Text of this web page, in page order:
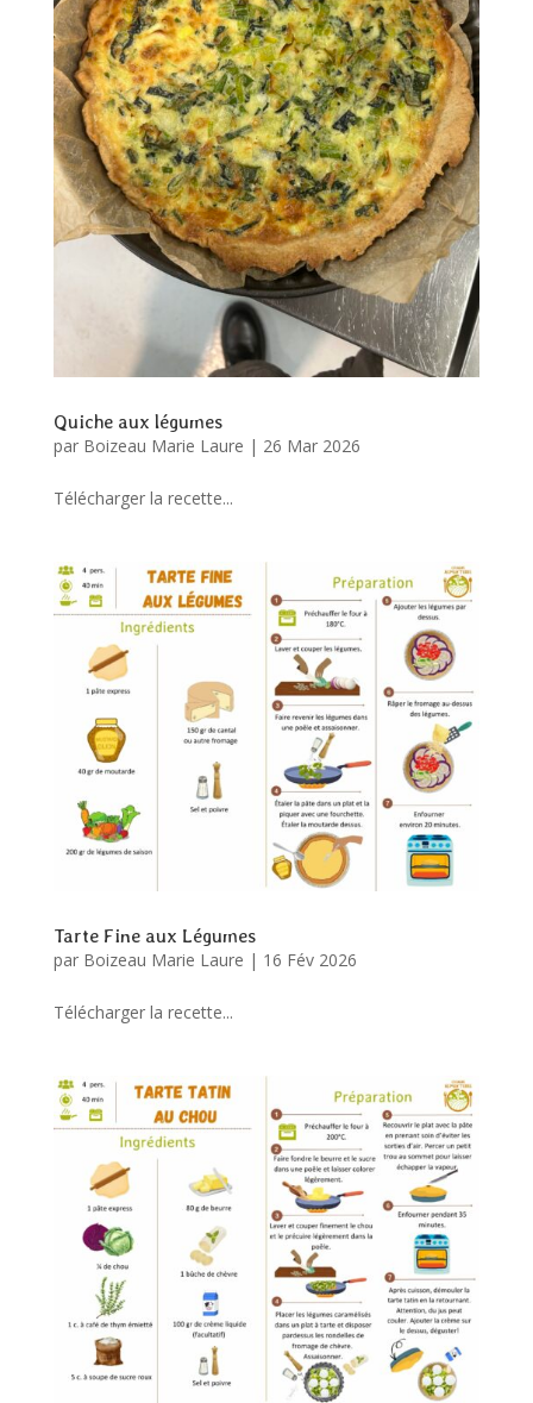
Quiche aux légumes
par Boizeau Marie Laure | 26 Mar 2026
Télécharger la recette...
Tarte Fine aux Légumes
par Boizeau Marie Laure | 16 Fév 2026
Télécharger la recette...